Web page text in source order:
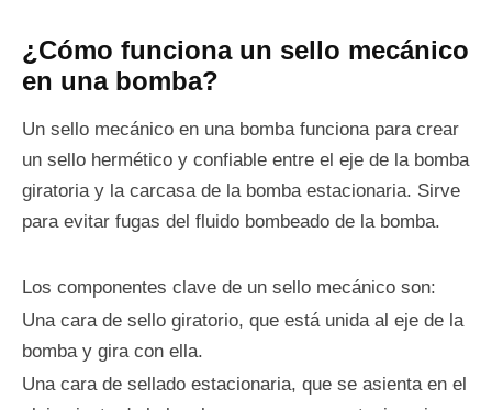
¿Cómo funciona un sello mecánico
en una bomba?
Un sello mecánico en una bomba funciona para crear
un sello hermético y confiable entre el eje de la bomba
giratoria y la carcasa de la bomba estacionaria. Sirve
para evitar fugas del fluido bombeado de la bomba.
Los componentes clave de un sello mecánico son:
Una cara de sello giratorio, que está unida al eje de la
bomba y gira con ella.
Una cara de sellado estacionaria, que se asienta en el